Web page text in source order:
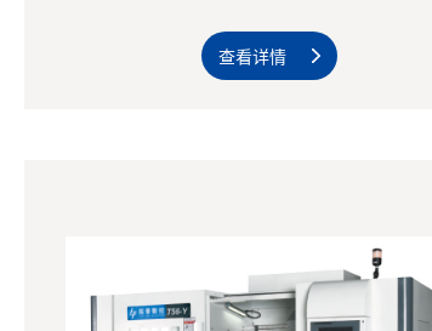
查看详情